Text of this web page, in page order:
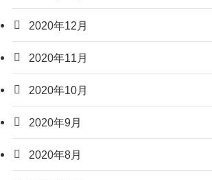
2020年12月
2020年11月
2020年10月
2020年9月
2020年8月